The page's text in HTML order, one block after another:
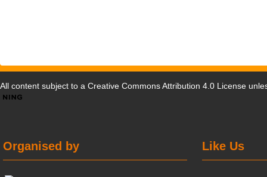
All content subject to a Creative Commons Attribution 4.0 License
Like Us
Organised by